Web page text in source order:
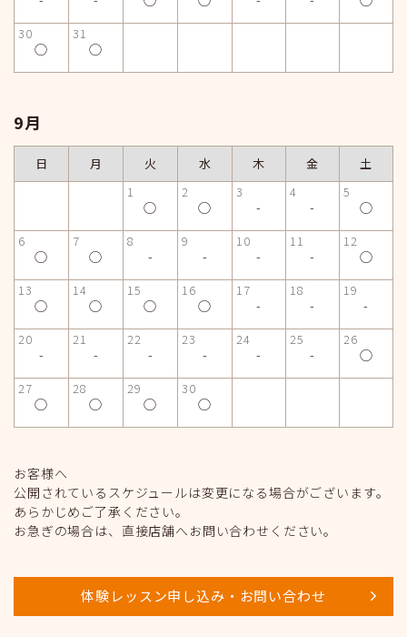
30
◯
31
◯
9月
日 月 火 水 木 金
土
1
◯
2
◯
3
-
4
-
5
◯
6
◯
7
◯
8
-
9
-
10
-
11
-
12
◯
13
◯
14
◯
15
◯
16
◯
17
-
18
-
19
-
20
-
21
-
22
-
23
-
24
-
25
-
26
◯
27
◯
28
◯
29
◯
30
◯
お客様へ
公開されているスケジュールは変更になる場合がございます。
あらかじめご了承ください。
お急ぎの場合は、直接店舗へお問い合わせください。
体験レッスン申し込み・お問い合わせ